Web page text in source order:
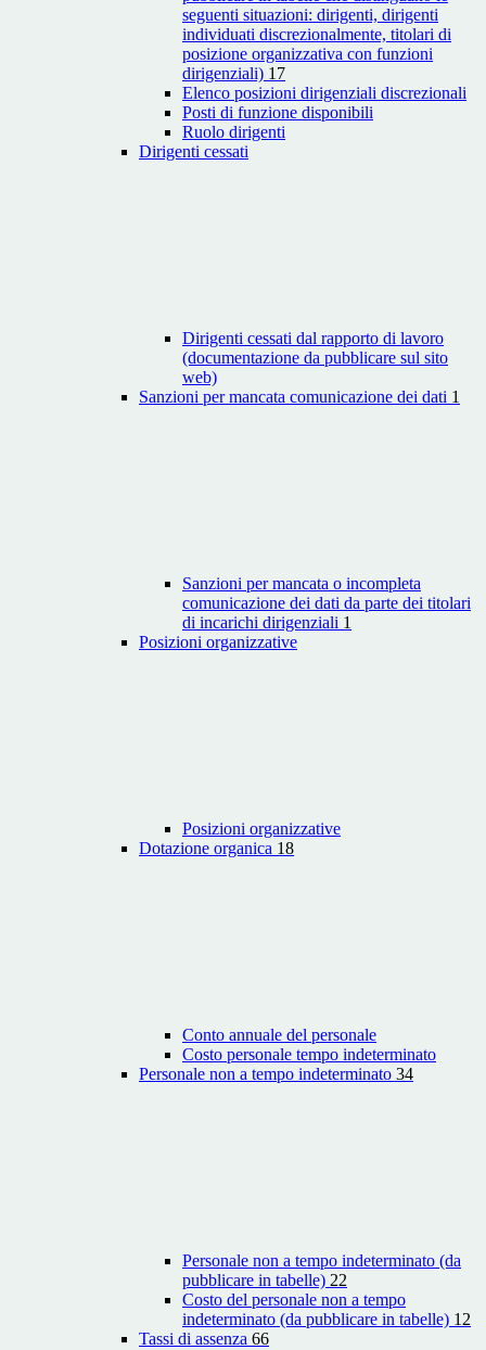
seguenti situazioni: dirigenti, dirigenti
individuati discrezionalmente, titolari di
posizione organizzativa con funzioni
dirigenziali) 17
Elenco posizioni dirigenziali discrezionali
Posti di funzione disponibili
Ruolo dirigenti
Dirigenti cessati
Dirigenti cessati dal rapporto di lavoro
(documentazione da pubblicare sul sito
web)
Sanzioni per mancata comunicazione dei dati 1
Sanzioni per mancata o incompleta
comunicazione dei dati da parte dei titolari
di incarichi dirigenziali 1
Posizioni organizzative
Posizioni organizzative
Dotazione organica 18
Conto annuale del personale
Costo personale tempo indeterminato
Personale non a tempo indeterminato 34
Personale non a tempo indeterminato (da
pubblicare in tabelle) 22
Costo del personale non a tempo
indeterminato (da pubblicare in tabelle) 12
Tassi di assenza 66